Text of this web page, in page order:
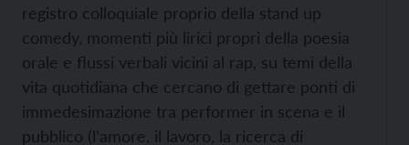
registro colloquiale proprio della stand up
comedy, momenti più lirici propri della poesia
orale e flussi verbali vicini al rap, su temi della
vita quotidiana che cercano di gettare ponti di
immedesimazione tra performer in scena e il
pubblico (l’amore, il lavoro, la ricerca di